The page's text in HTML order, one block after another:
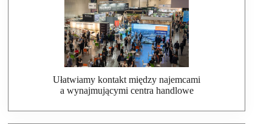
Ułatwiamy kontakt między najemcami
a wynajmującymi centra handlowe